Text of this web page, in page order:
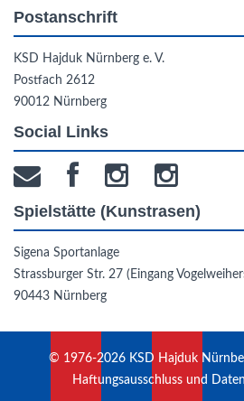
Postanschrift
KSD Hajduk Nürnberg e. V.
Postfach 2612
90012 Nürnberg
Social Links
Spielstätte (Kunstrasen)
Sigena Sportanlage
Strassburger Str. 27 (Eingang
90443 Nürnberg
© 1976-2026 KSD Hajduk
Haftungsausschluss und